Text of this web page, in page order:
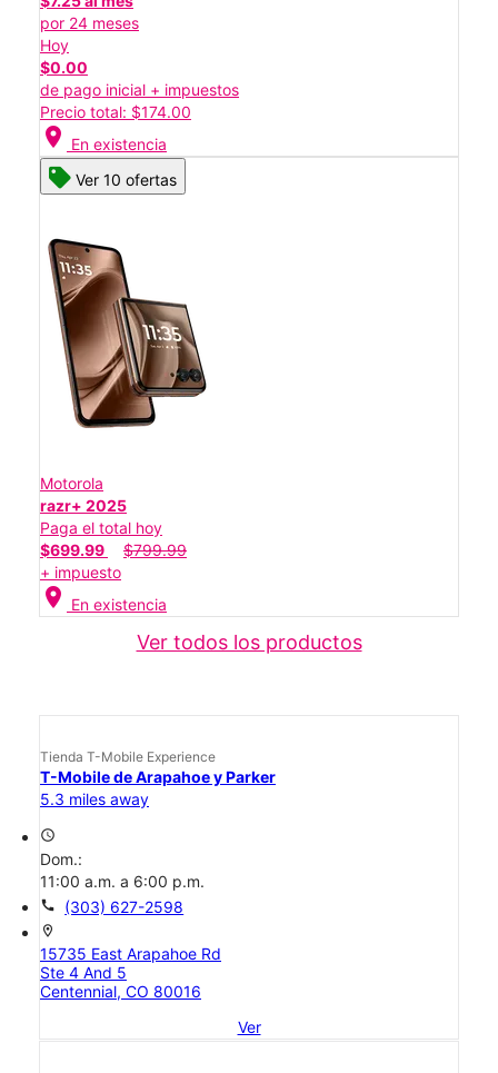
por 24 meses
Hoy
$0.00
de pago inicial + impuestos
Precio total: $174.00
location_on En existencia
Ver 10 ofertas
Motorola
razr+ 2025
Paga el total hoy
$699.99
$799.99
+ impuesto
location_on En existencia
Ver todos los productos
Tienda T-Mobile Experience
T-Mobile de Arapahoe y Parker
5.3 miles away
access_time
Dom.:
11:00 a.m. a 6:00 p.m.
call (303) 627-2598
location_on
15735 East Arapahoe Rd
Ste 4 And 5
Centennial, CO 80016
Ver